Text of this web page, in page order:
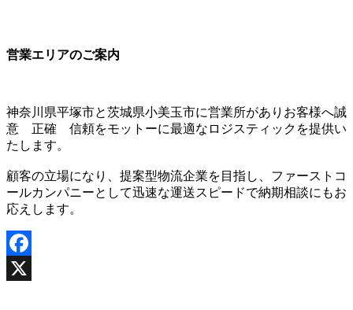
営業エリアのご案内
神奈川県平塚市と茨城県小美玉市に営業所がありお客様へ誠
意 正確 信頼をモットーに最適なロジスティックを提供い
たします。
顧客の立場になり、提案型物流企業を目指し、ファーストコ
ールカンパニーとして迅速な運送スピードで納期相談にもお
応えします。
Facebook